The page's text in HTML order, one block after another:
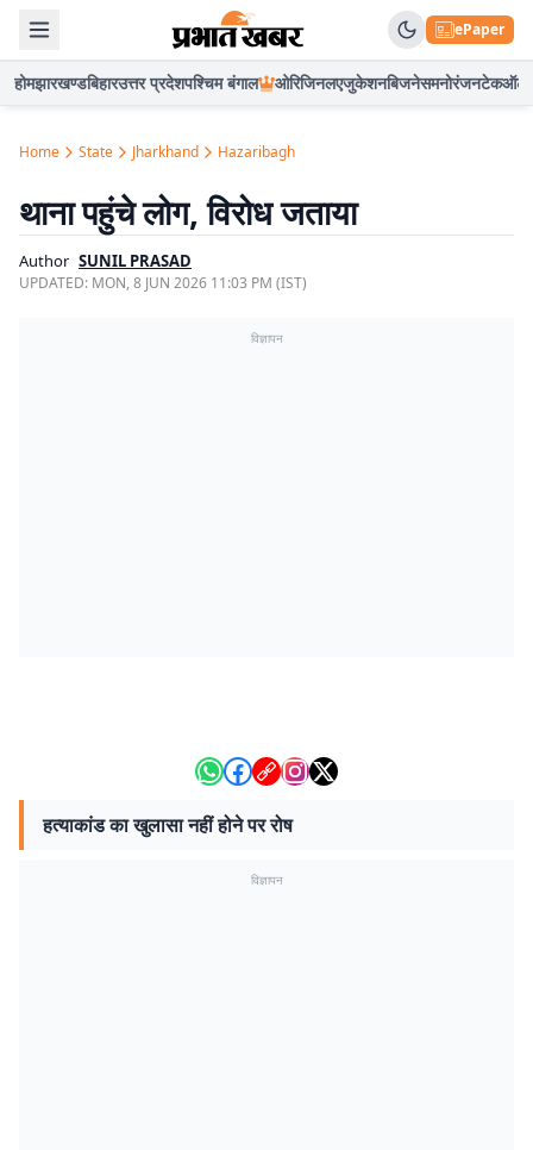
ePaper
होमझारखण्डबिहारउत्तर प्रदेशपश्चिम बंगाल ओरिजिनलएजुकेशनबिजनेसमनोरंजनटेकऑटो
Home State Jharkhand Hazaribagh
थाना पहुंचे लोग, विरोध जताया
Author SUNIL PRASAD
UPDATED: MON, 8 JUN 2026 11:03 PM (IST)
विज्ञापन
हत्याकांड का खुलासा नहीं होने पर रोष
विज्ञापन